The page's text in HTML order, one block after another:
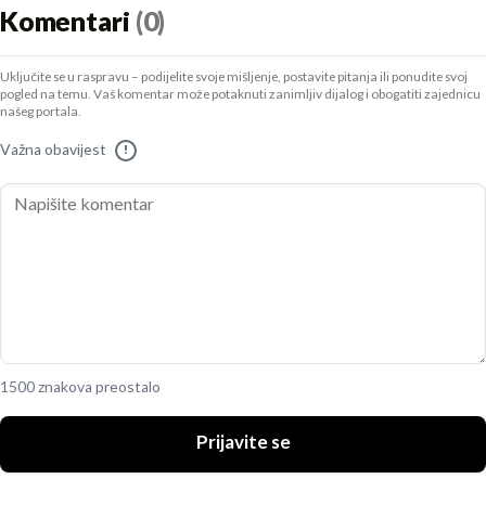
Komentari (0)
Uključite se u raspravu – podijelite svoje mišljenje, postavite pitanja ili ponudite svoj
pogled na temu. Vaš komentar može potaknuti zanimljiv dijalog i obogatiti zajednicu
našeg portala.
Važna obavijest !
1500 znakova preostalo
Prijavite se